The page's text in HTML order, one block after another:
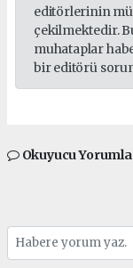
editörlerinin
çekilmektedir.
muhataplar
bir editörü
Okuyucu